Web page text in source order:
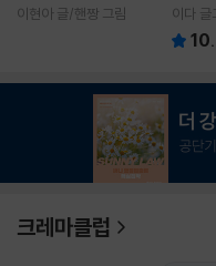
이현아 글/핸짱 그림 이다 글
크레마클럽